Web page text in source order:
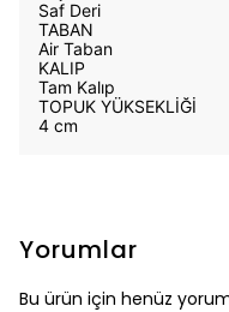
Saf Deri
TABAN
Air Taban
KALIP
Tam Kalıp
TOPUK YÜKSEKLİĞİ
4 cm
Yorumlar
Bu ürün için henüz